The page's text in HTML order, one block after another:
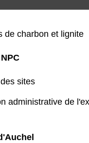
de charbon et lignite
sites
administrative de